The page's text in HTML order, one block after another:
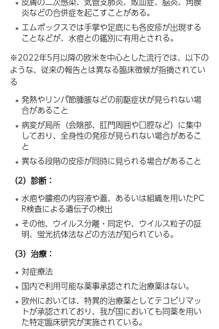
炎などの合併症を起こすことがある。
エムポックスでは手掌や足底にも各皮疹が出現する
ことなどが、水痘との鑑別に有用とされる。
※2022年5月以降の欧米を中心とした流行では、以下の
ような、従来の報告とは異なる臨床徴候が指摘されてい
る
発熱やリンパ節腫脹などの前駆症状が見られない場
合があること
病変が局所（会陰部、肛門周囲や口腔など）に集中
しており、全身性の発疹が見られない場合があるこ
と
異なる段階の皮疹が同時に見られる場合があること
（2）診断：
水疱や膿疱の内容液や蓋、あるいは組織を用いたPC
R検査による遺伝子の検出
その他、ウイルス分離・同定や、ウイルス粒子の証
明、蛍光抗体法などの方法が知られている。
（3）治療：
対症療法
国内で利用可能な薬事承認された治療薬はない。
欧州においては、特異的治療薬としてテコビリマッ
トが承認されており、我が国においても同薬を用い
た特定臨床研究が実施されている。